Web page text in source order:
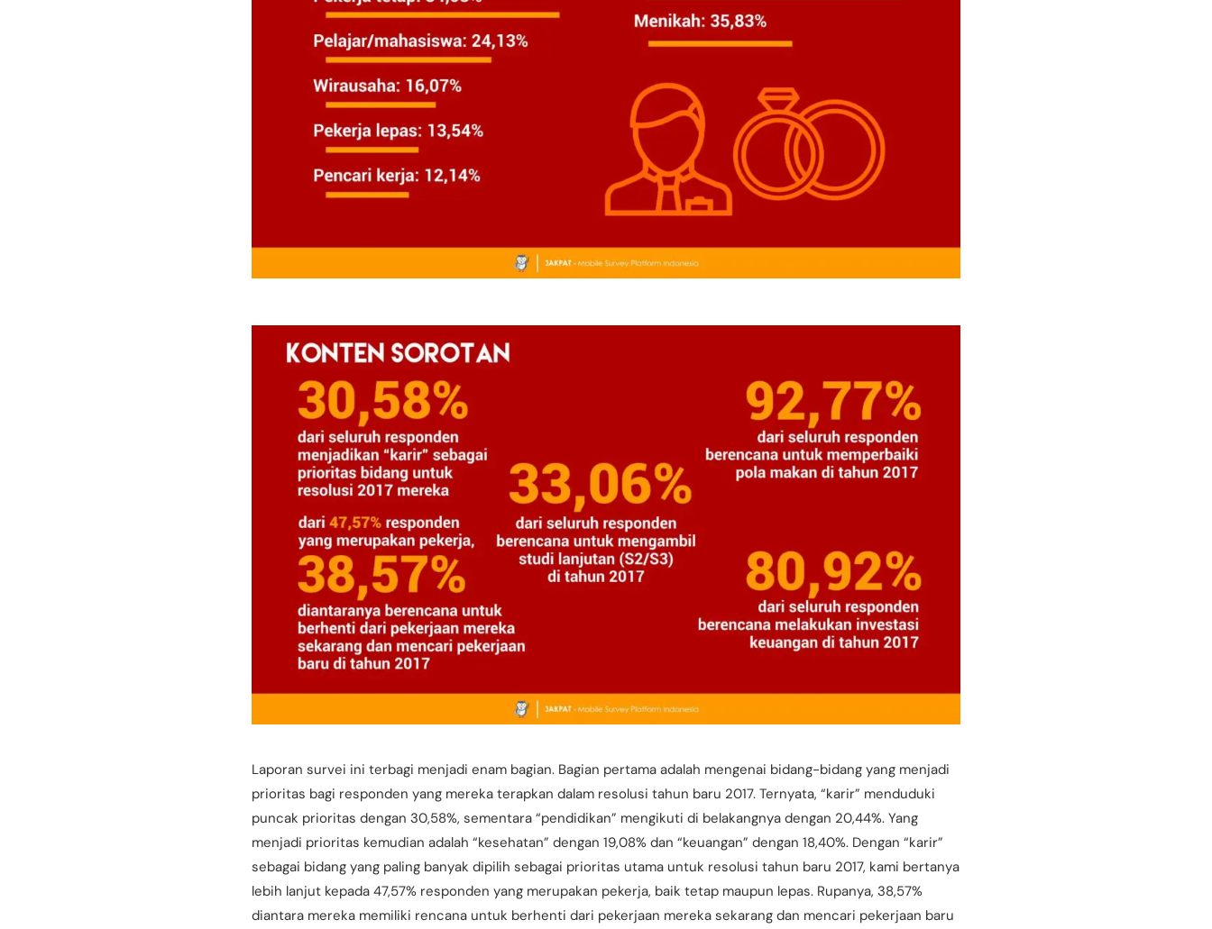
Laporan survei ini terbagi menjadi enam bagian. Bagian pertama adalah mengenai bidang-bidang yang menjadi
prioritas bagi responden yang mereka terapkan dalam resolusi tahun baru 2017. Ternyata, “karir” menduduki
puncak prioritas dengan 30,58%, sementara “pendidikan” mengikuti di belakangnya dengan 20,44%. Yang
menjadi prioritas kemudian adalah “kesehatan” dengan 19,08% dan “keuangan” dengan 18,40%. Dengan “karir”
sebagai bidang yang paling banyak dipilih sebagai prioritas utama untuk resolusi tahun baru 2017, kami bertanya
lebih lanjut kepada 47,57% responden yang merupakan pekerja, baik tetap maupun lepas. Rupanya, 38,57%
diantara mereka memiliki rencana untuk berhenti dari pekerjaan mereka sekarang dan mencari pekerjaan baru